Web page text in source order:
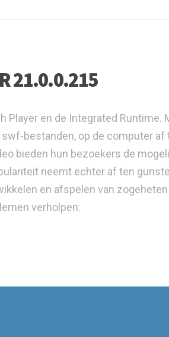
21.0.0.215
Player en de Integrated Runtime.
bestanden, op de computer af
bieden hun bezoekers de
neemt echter af ten
en afspelen van zogeheten
verholpen: